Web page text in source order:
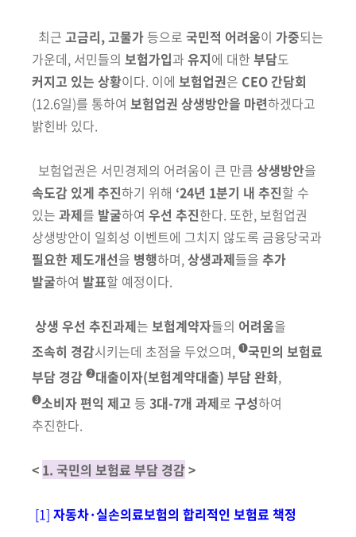
최근 고금리, 고물가 등으로 국민적 어려움이 가중되는
가운데, 서민들의 보험가입과 유지에 대한 부담도
커지고 있는 상황이다. 이에 보험업권은 CEO 간담회
(12.6일)를 통하여 보험업권 상생방안을 마련하겠다고
밝힌바 있다.
보험업권은 서민경제의 어려움이 큰 만큼 상생방안을
속도감 있게 추진하기 위해 ‘24년 1분기 내 추진할 수
있는 과제를 발굴하여 우선 추진한다. 또한, 보험업권
상생방안이 일회성 이벤트에 그치지 않도록 금융당국과
필요한 제도개선을 병행하며,상생과제들을 추가
발굴하여 발표할 예정이다.
상생 우선 추진과제는 보험계약자들의 어려움을
조속히 경감시키는데 초점을 두었으며, ➊국민의 보험료
부담 경감 ➋대출이자(보험계약대출) 부담 완화,
➌소비자 편익 제고 등 3대-7개 과제로 구성하여
추진한다.
< 1. 국민의 보험료 부담 경감>
[1] 자동차·실손의료보험의 합리적인 보험료 책정